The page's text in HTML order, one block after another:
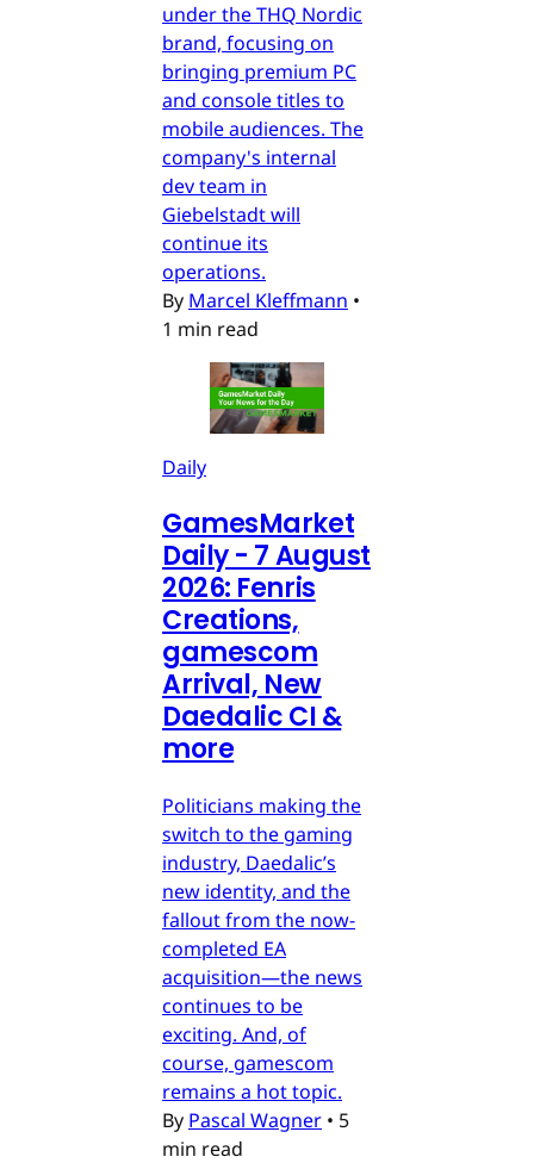
under the THQ Nordic
brand, focusing on
bringing premium PC
and console titles to
mobile audiences. The
company's internal
dev team in
Giebelstadt will
continue its
operations.
By Marcel Kleffmann •
1 min read
Daily
GamesMarket
Daily - 7 August
2026: Fenris
Creations,
gamescom
Arrival, New
Daedalic CI &
more
Politicians making the
switch to the gaming
industry, Daedalic’s
new identity, and the
fallout from the now-
completed EA
acquisition—the news
continues to be
exciting. And, of
course, gamescom
remains a hot topic.
By Pascal Wagner • 5
min read